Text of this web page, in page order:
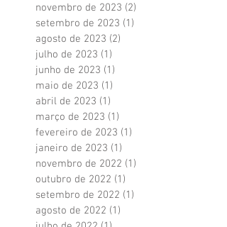
novembro de 2023 (2)
setembro de 2023 (1)
agosto de 2023 (2)
julho de 2023 (1)
junho de 2023 (1)
maio de 2023 (1)
abril de 2023 (1)
março de 2023 (1)
fevereiro de 2023 (1)
janeiro de 2023 (1)
novembro de 2022 (1)
outubro de 2022 (1)
setembro de 2022 (1)
agosto de 2022 (1)